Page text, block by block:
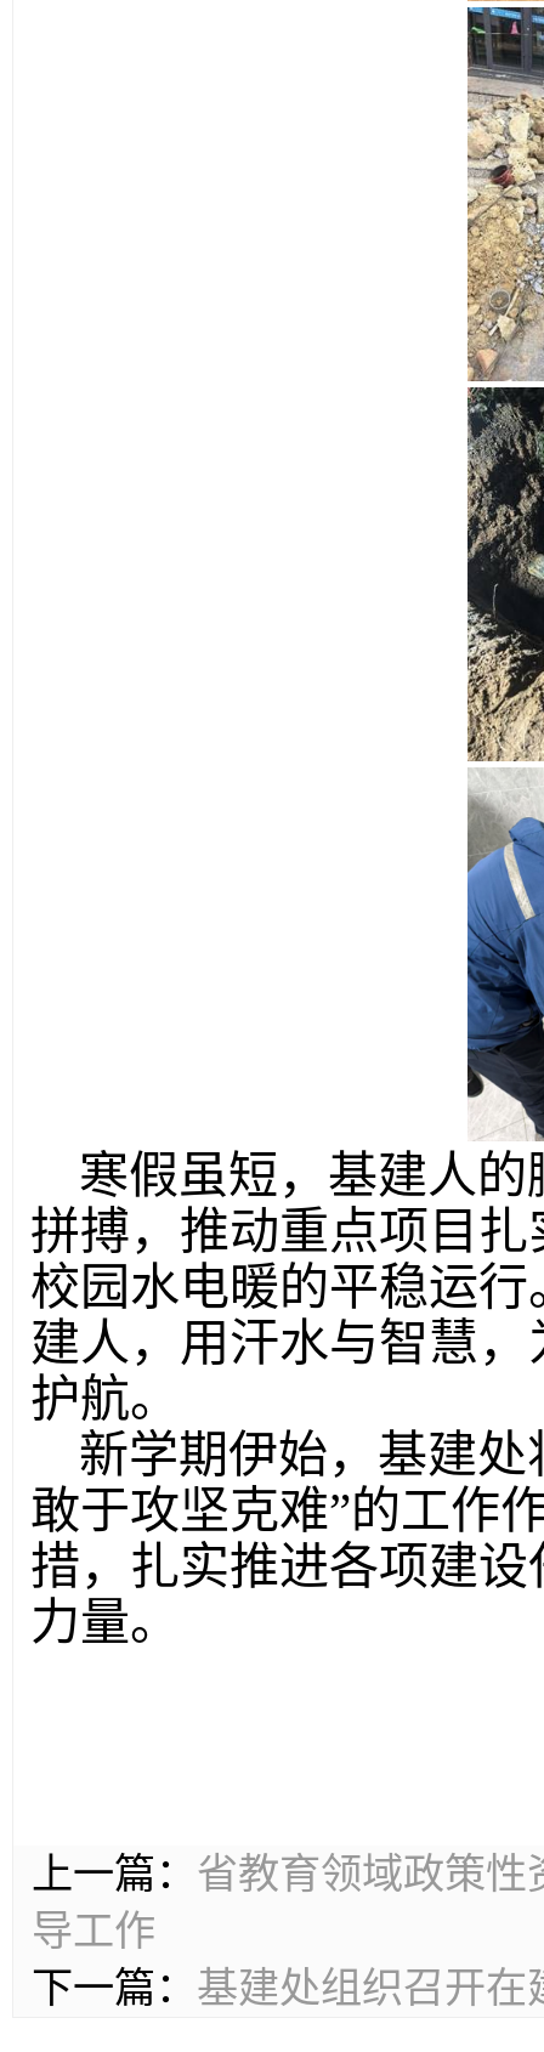
寒假虽短，基建人
拼搏，推动重点项目
校园水电暖的平稳运
建人，用汗水与智慧
护航。
新学期伊始，基建
敢于攻坚克难”的工作
措，扎实推进各项建
力量。
上一篇： 省教育领域政策性
导工作
下一篇： 基建处组织召开在